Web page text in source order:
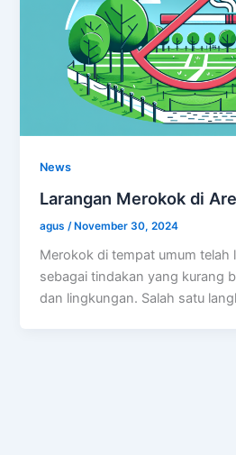
News
Larangan Merokok di
agus /November 30, 2024
Merokok di tempat umum telah
sebagai tindakan yang kurang
dan lingkungan. Salah satu